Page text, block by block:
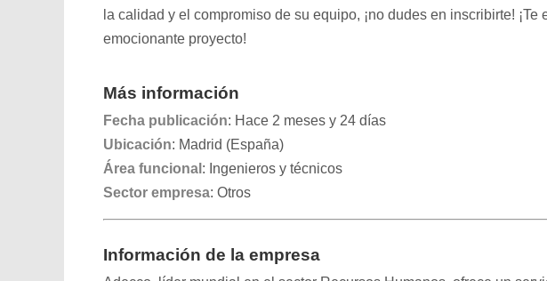
la calidad y el compromiso de su equipo, ¡no dudes en inscribirte!
emocionante proyecto!
Más información
Fecha publicación: Hace 2 meses y 24 días
Ubicación: Madrid (España)
Área funcional : Ingenieros y técnicos
Sector empresa: Otros
Información de la empresa